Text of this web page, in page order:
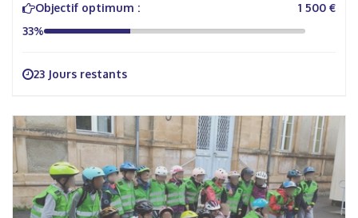
Objectif optimum :
1 500 €
33%
23 Jours restants